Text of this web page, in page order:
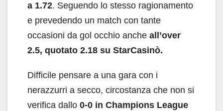
a 1.72. Seguendo lo stesso ragionamento
e prevedendo un match con tante
occasioni da gol occhio anche all’over
2.5, quotato 2.18 su StarCasinò.
Difficile pensare a una gara con i
nerazzurri a secco, circostanza che non si
verifica dallo 0-0 in Champions League